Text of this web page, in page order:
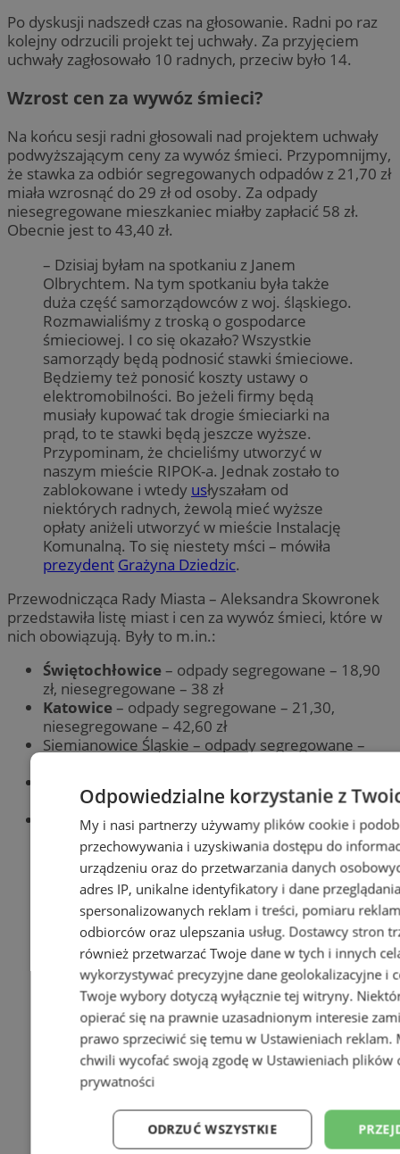
Po dyskusji nadszedł czas na głosowanie. Radni po raz
kolejny odrzucili projekt tej uchwały. Za przyjęciem
uchwały zagłosowało 10 radnych, przeciw było 14.
Wzrost cen za wywóz śmieci?
Na końcu sesji radni głosowali nad projektem uchwały
podwyższającym ceny za wywóz śmieci. Przypomnijmy,
że stawka za odbiór segregowanych odpadów z 21,70 zł
miała wzrosnąć do 29 zł od osoby. Za odpady
niesegregowane mieszkaniec miałby zapłacić 58 zł.
Obecnie jest to 43,40 zł.
– Dzisiaj byłam na spotkaniu z Janem
Olbrychtem. Na tym spotkaniu była także
duża część samorządowców z woj. śląskiego.
Rozmawialiśmy z troską o gospodarce
śmieciowej. I co się okazało? Wszystkie
samorządy będą podnosić stawki śmieciowe.
Będziemy też ponosić koszty ustawy o
elektromobilności. Bo jeżeli firmy będą
musiały kupować tak drogie śmieciarki na
prąd, to te stawki będą jeszcze wyższe.
Przypominam, że chcieliśmy utworzyć w
naszym mieście RIPOK-a. Jednak zostało to
zablokowane i wtedy usłyszałam od
niektórych radnych, żewolą mieć wyższe
opłaty aniżeli utworzyć w mieście Instalację
Komunalną. To się niestety mści – mówiła
prezydent Grażyna Dziedzic.
Przewodnicząca Rady Miasta – Aleksandra Skowronek
przedstawiła listę miast i cen za wywóz śmieci, które w
nich obowiązują. Były to m.in.:
Świętochłowice– odpady segregowane – 18,90
zł, niesegregowane – 38 zł
Katowice– odpady segregowane – 21,30,
niesegregowane – 42,60 zł
Siemianowice Śląskie – odpady segregowane –
niesegregowane – 30 zł
Dąbrowa Górnicza– odpady segregowane 20 zł,
niesegregowane 40 zł.
Nie możemy sugerować się cenami za
wywóz śmieci w innych miastach, bo nie
wszędzie jest tak, jak w Rudzie Śląskiej, że
mamy popiół, bio i gruz u źródła. Mieszkańcy
niektórych miast muszą sami wywozić gruz
albo odpady ponadgabarytowe. Te odpady
nie są od nich odbierane. A odpady
ponadgabyrytowe to w tej chwili największy
koszt w opłacie śmieciowej. Możemy z tego
zrezygnować. Wtedy być może opłata będzie
niższa, ale na pewno nie będzie tak niska, jak
w innych miastach, bo jeszcze raz
powtarzam, w każdym mieście jest inny
Odpowiedzialne korzystanie z
My i nasi partnerzy używamy plików cookie i
przechowywania i uzyskiwania dostępu do
urządzeniu oraz do przetwarzania danych
adres IP, unikalne identyfikatory i dane
spersonalizowanych reklam i treści, pomiaru
odbiorców oraz ulepszania usług. Dostawcy stron
również przetwarzać Twoje dane w tych i innych
wykorzystywać precyzyjne dane geolokalizacyjne i
Twoje wybory dotyczą wyłącznie tej witryny.
opierać się na prawnie uzasadnionym interesie
prawo sprzeciwić się temu w Ustawieniach reklam.
chwili wycofać swoją zgodę w Ustawieniach plików
prywatności
ODRZUĆ WSZYSTKIE